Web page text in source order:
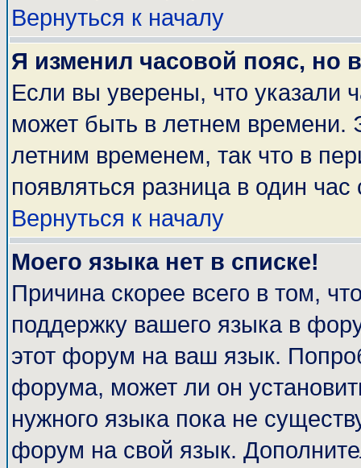
Вернуться к началу
Я изменил часовой пояс, но
Если вы уверены, что указали
может быть в летнем времени.
летним временем, так что в
появляться разница в один
Вернуться к началу
Моего языка нет в списке!
Причина скорее всего в том,
поддержку вашего языка в
этот форум на ваш язык.
форума, может ли он
нужного языка пока не
форум на свой язык.